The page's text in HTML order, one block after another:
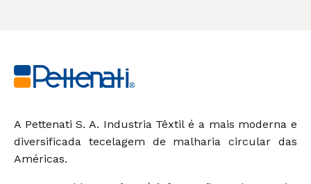
A Pettenati S. A. Industria Têxtil é a mais moderna e
diversificada tecelagem de malharia circular das
Américas.